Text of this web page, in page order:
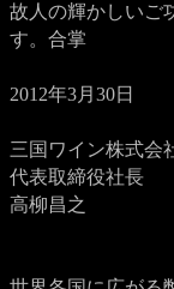
故人の輝かしいご
す。合掌
2012年3月30日
三国ワイン株式会
代表取締役社長
高柳昌之